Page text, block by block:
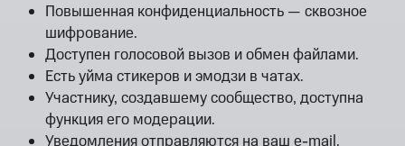
Повышенная конфиденциальность — сквозное
шифрование.
Доступен голосовой вызов и обмен файлами.
Есть уйма стикеров и эмодзи в чатах.
Участнику, создавшему сообщество, доступна
функция его модерации.
Уведомления отправляются на ваш e-mail.